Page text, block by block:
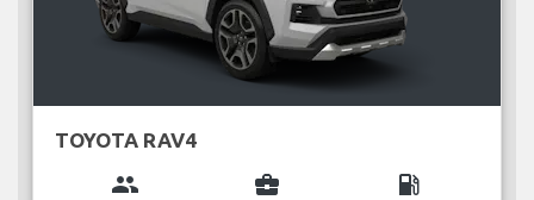
TOYOTA RAV4
group business_center local_gas_station